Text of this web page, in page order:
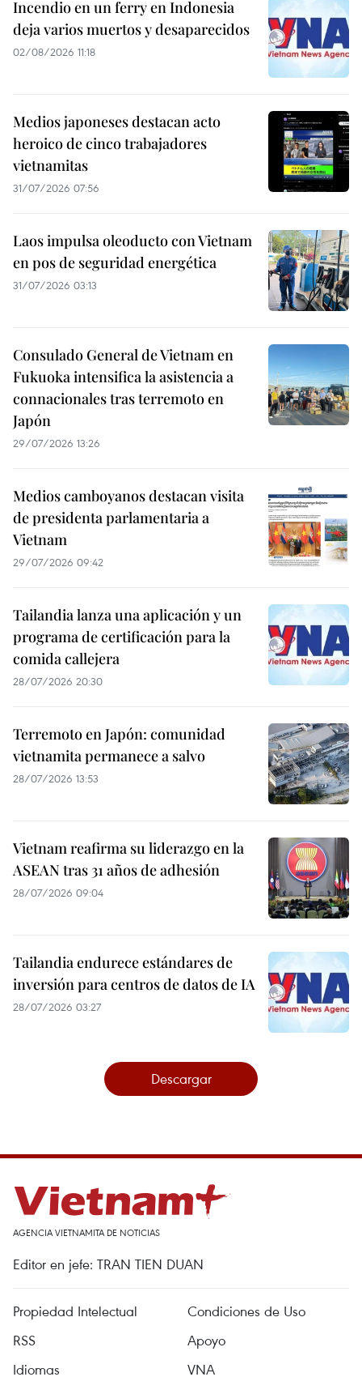
Incendio en un ferry en Indonesia
deja varios muertos y desaparecidos
02/08/2026 11:18
Medios japoneses destacan acto
heroico de cinco trabajadores
vietnamitas
31/07/2026 07:56
Laos impulsa oleoducto con Vietnam
en pos de seguridad energética
31/07/2026 03:13
Consulado General de Vietnam en
Fukuoka intensifica la asistencia a
connacionales tras terremoto en
Japón
29/07/2026 13:26
Medios camboyanos destacan visita
de presidenta parlamentaria a
Vietnam
29/07/2026 09:42
Tailandia lanza una aplicación y un
programa de certificación para la
comida callejera
28/07/2026 20:30
Terremoto en Japón: comunidad
vietnamita permanece a salvo
28/07/2026 13:53
Vietnam reafirma su liderazgo en la
ASEAN tras 31 años de adhesión
28/07/2026 09:04
Tailandia endurece estándares de
inversión para centros de datos de IA
28/07/2026 03:27
Descargar
AGENCIA VIETNAMITA DE NOTICIAS
Editor en jefe: TRAN TIEN DUAN
Propiedad Intelectual
Condiciones de Uso
RSS
Apoyo
Idiomas
VNA